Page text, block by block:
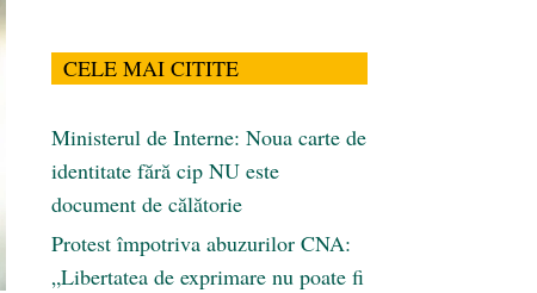
CELE MAI CITITE
Ministerul de Interne: Noua carte de
identitate fără cip NU este
document de călătorie
Protest împotriva abuzurilor CNA:
„Libertatea de exprimare nu poate fi